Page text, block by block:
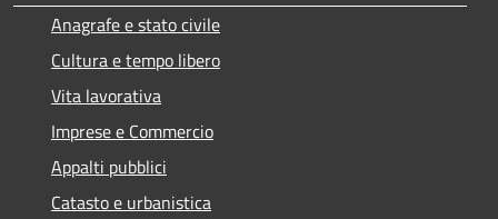
Anagrafe e stato civile
Cultura e tempo libero
Vita lavorativa
Imprese e Commercio
Appalti pubblici
Catasto e urbanistica